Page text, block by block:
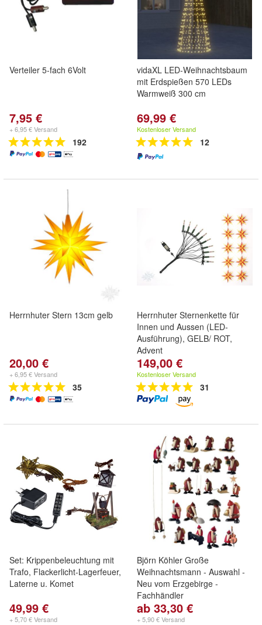
Verteiler 5-fach 6Volt
7,95 €
+ 6,95 € Versand
192
vidaXL LED-Weihnachtsbaum
mit Erdspießen 570 LEDs
Warmweiß 300 cm
69,99 €
Kostenloser Versand
12
Herrnhuter Stern 13cm gelb
20,00 €
+ 6,95 € Versand
35
Herrnhuter Sternenkette für
Innen und Aussen (LED-
Ausführung), GELB/ ROT,
Advent
149,00 €
Kostenloser Versand
31
Set: Krippenbeleuchtung mit
Trafo, Flackerlicht-Lagerfeuer,
Laterne u. Komet
49,99 €
+ 5,70 € Versand
Björn Köhler Große
Weihnachtsmann - Auswahl -
Neu vom Erzgebirge -
Fachhändler
ab 33,30 €
+ 5,90 € Versand